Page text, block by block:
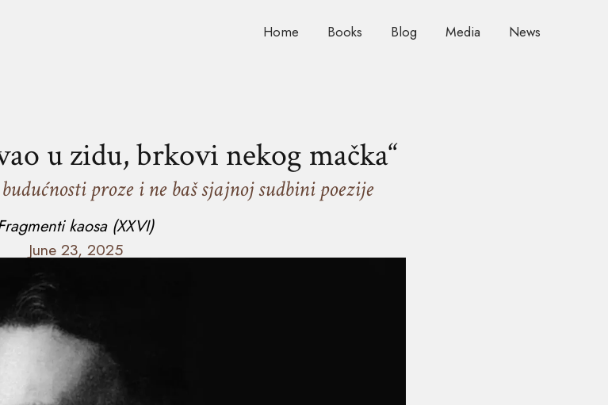
Home Books Blog Media News
u zidu, brkovi nekog mačka“
proze i ne baš sjajnoj sudbini poezije
kaosa (XXVI)
June 23, 2025